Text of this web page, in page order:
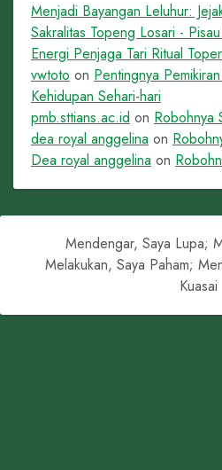
Menjadi Bayangan Leluhur:
Sakralitas Topeng Losari -
Energi Penjaga Tari Ritual
vwtoto on Pentingnya
Kehidupan Sehari-hari
pmb.sttians.ac.id on Robohnya
dea royal anggelina on
Dea royal anggelina on
Mendengar, Saya Lupa;
Melakukan, Saya Paham;
Kuasai